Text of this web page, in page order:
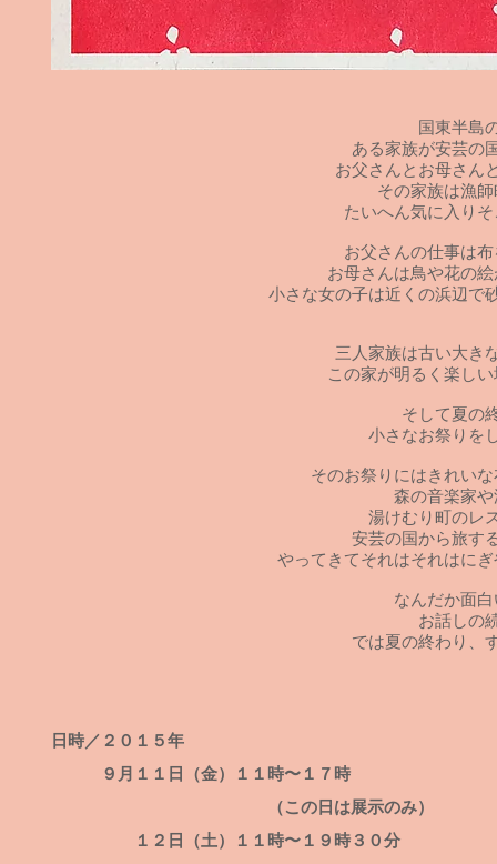
国東半島
ある家族が安芸の
お父さんとお母さん
その家族は漁
たいへん気に入り
お父さんの仕事は
お母さんは鳥や花の
小さな女の子は近くの浜辺で
三人家族は古い大き
この家が明るく楽し
そして夏の
小さなお祭りを
そのお祭りにはきれい
森の音楽家
湯けむり町のレ
安芸の国から旅す
やってきてそれはそれはに
なんだか面白
お話しの
では夏の終わり、
日時／２０１５年
９月１１日（金）１１時〜１７時
（この日は展示のみ）
１２日（土）１１時〜１９時３０分